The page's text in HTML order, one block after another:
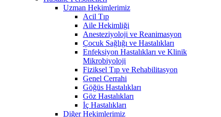
Uzman Hekimlerimiz
Acil Tıp
Aile Hekimliği
Anesteziyoloji ve Reanimasyon
Çocuk Sağlığı ve Hastalıkları
Enfeksiyon Hastalıkları ve Klinik
Mikrobiyoloji
Fiziksel Tıp ve Rehabilitasyon
Genel Cerrahi
Göğüs Hastalıkları
Göz Hastalıkları
İç Hastalıkları
Diğer Hekimlerimiz